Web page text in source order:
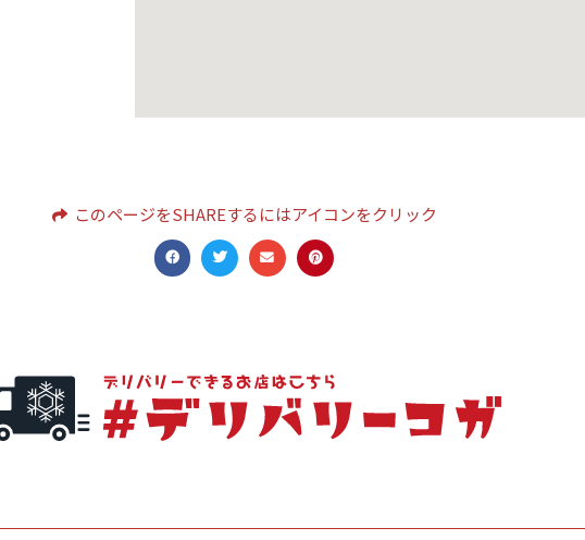
このページをSHAREするにはアイコンをクリック